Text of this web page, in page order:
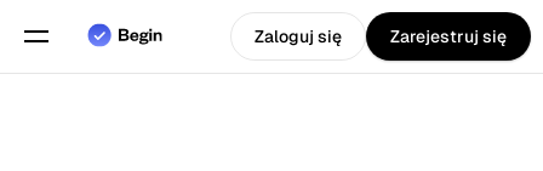
Zaloguj się Zarejestruj się